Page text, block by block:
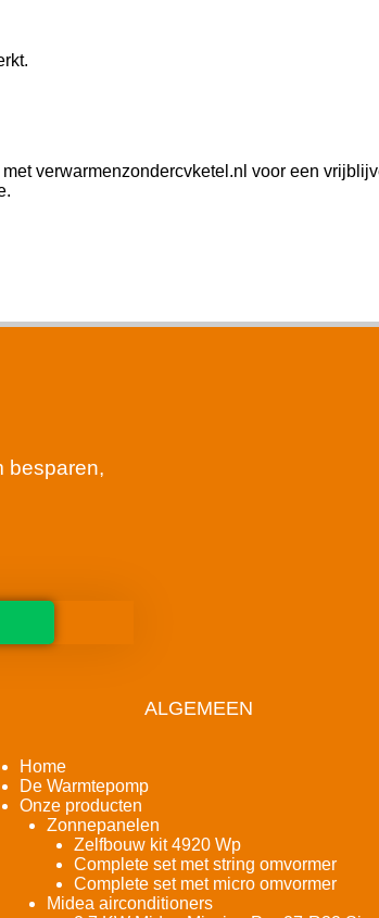
verwarmenzondercvketel.nl voor een
besparen,
ALGEMEEN
Home
De Warmtepomp
Onze producten
Zonnepanelen
Zelfbouw kit 4920 Wp
Complete set met string omvormer
Complete set met micro omvormer
Midea airconditioners